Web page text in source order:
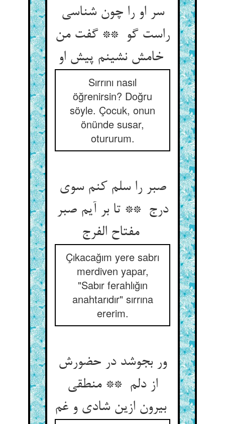
سر او را چون شناسی
راست گو ** گفت من
خامش نشینم پیش او
Sırrını nasıl
öğrenirsin? Doğru
söyle. Çocuk, onun
önünde susar,
otururum.
صبر را سلم کنم سوی
درج ** تا بر آیم صبر
مفتاح الفرج
Çıkacağım yere sabrı
merdiven yapar,
"Sabır ferahlığın
anahtarıdır" sırrına
ererim.
ور بجوشد در حضورش
از دلم ** منطقی
بیرون ازین شادی و غم